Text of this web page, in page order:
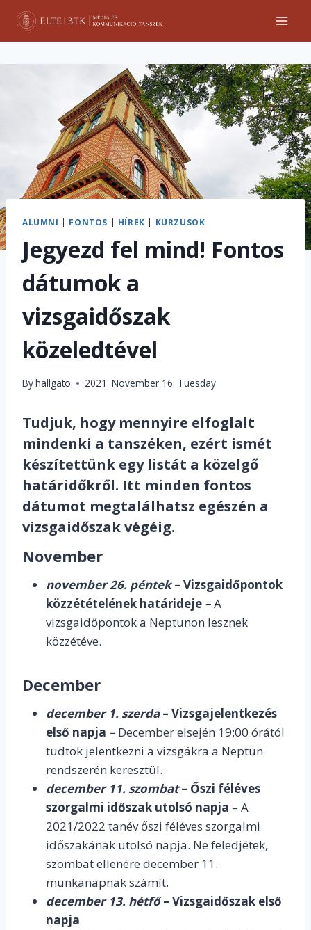
Skip
content
ALUMNI | FONTOS | HÍREK | KURZUSOK
Jegyezd fel mind! Fontos
dátumok a
vizsgaidőszak
közeledtével
Byhallgato 2021. November 16. Tuesday
Tudjuk, hogy mennyire elfoglalt
mindenki a tanszéken, ezért ismét
készítettünk egy listát a közelgő
határidőkről. Itt minden fontos
dátumot megtalálhatsz egészén a
vizsgaidőszak végéig.
November
november 26. péntek– Vizsgaidőpontok
közzétételének határideje –A
vizsgaidőpontok a Neptunon lesznek
közzétéve.
December
december 1. szerda– Vizsgajelentkezés
első napja – December elsején 19:00 órától
tudtok jelentkezni a vizsgákra a Neptun
rendszerén keresztül.
december 11. szombat– Őszi féléves
szorgalmi időszak utolsó napja – A
2021/2022 tanév őszi féléves szorgalmi
időszakának utolsó napja. Ne feledjétek,
szombat ellenére december 11.
munkanapnak számít.
december 13. hétfő– Vizsgaidőszak első
napja